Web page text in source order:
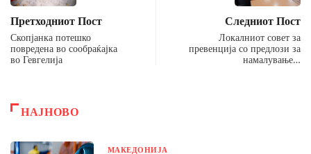
Претходниот Пост
Скопјанка потешко
повредена во сообраќајка
во Гевгелија
Следниот Пост
Локалниот совет за
превенција со предлози за
намалување…
НАЈНОВО
МАКЕДОНИЈА